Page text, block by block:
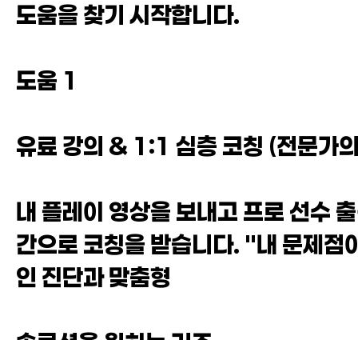
도움을 찾기 시작합니다.
도움 1
유료 강의 & 1:1 심층 코칭 (전문가
내 플레이 영상을 보내고 프로 선수
간으로 코칭을 받습니다. "내 문제
인 진단과 맞춤형